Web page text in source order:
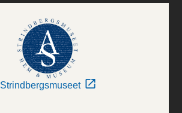
Strindbergsmuseet